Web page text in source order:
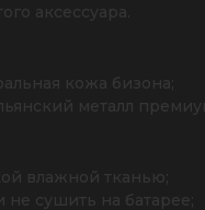
аксессуара.
кожа бизона;
металл
влажной тканью;
не сушить на батарее;